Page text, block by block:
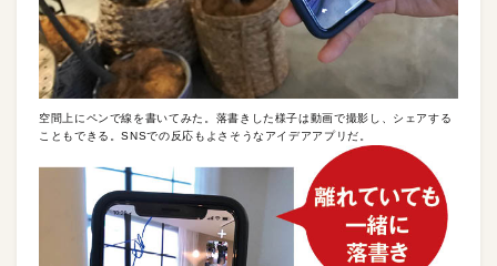
空間上にペンで線を書いてみた。落書きした様子は動画で撮影し、シェアする
こともできる。SNSでの反応もよさそうなアイデアアプリだ。